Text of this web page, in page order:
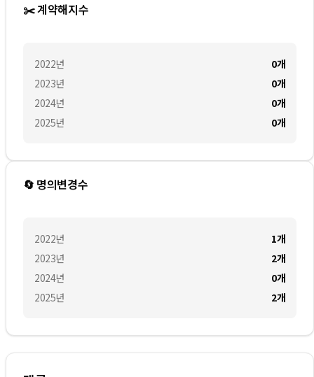
✂️ 계약해지수
2022년
2023년
2024년
2025년
0개
0개
0개
0개
🔄 명의변경수
2022년
2023년
2024년
2025년
1개
2개
0개
2개